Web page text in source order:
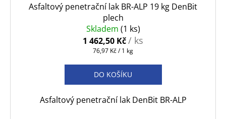
Asfaltový penetrační lak BR-ALP 19 kg DenBit
plech
Skladem (1 ks)
1 462,50 Kč/ ks
Měrná
76,97 Kč / 1 kg
DO KOŠÍKU
Asfaltový penetrační lak DenBit BR-ALP